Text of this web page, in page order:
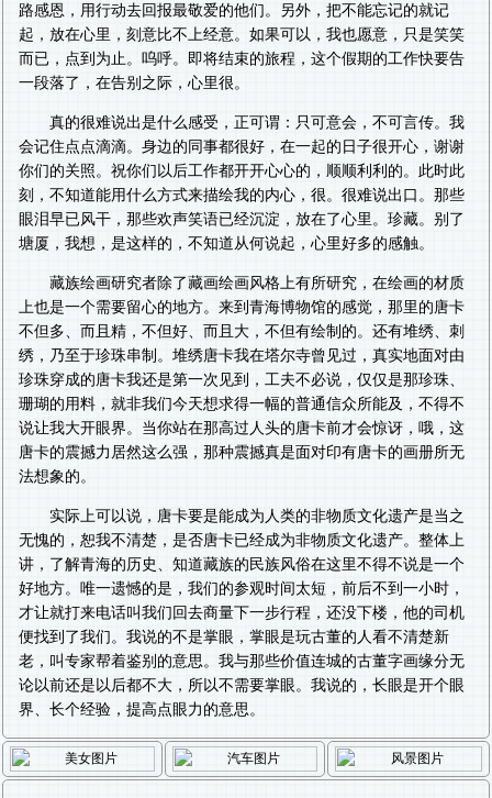
路感恩，用行动去回报最敬爱的他们。另外，把不能忘记的就记
起，放在心里，刻意比不上经意。如果可以，我也愿意，只是笑笑
而已，点到为止。呜呼。即将结束的旅程，这个假期的工作快要告
一段落了，在告别之际，心里很。
真的很难说出是什么感受，正可谓：只可意会，不可言传。我
会记住点点滴滴。身边的同事都很好，在一起的日子很开心，谢谢
你们的关照。祝你们以后工作都开开心心的，顺顺利利的。此时此
刻，不知道能用什么方式来描绘我的内心，很。很难说出口。那些
眼泪早已风干，那些欢声笑语已经沉淀，放在了心里。珍藏。别了
塘厦，我想，是这样的，不知道从何说起，心里好多的感触。
藏族绘画研究者除了藏画绘画风格上有所研究，在绘画的材质
上也是一个需要留心的地方。来到青海博物馆的感觉，那里的唐卡
不但多、而且精，不但好、而且大，不但有绘制的。还有堆绣、刺
绣，乃至于珍珠串制。堆绣唐卡我在塔尔寺曾见过，真实地面对由
珍珠穿成的唐卡我还是第一次见到，工夫不必说，仅仅是那珍珠、
珊瑚的用料，就非我们今天想求得一幅的普通信众所能及，不得不
说让我大开眼界。当你站在那高过人头的唐卡前才会惊讶，哦，这
唐卡的震撼力居然这么强，那种震撼真是面对印有唐卡的画册所无
法想象的。
实际上可以说，唐卡要是能成为人类的非物质文化遗产是当之
无愧的，恕我不清楚，是否唐卡已经成为非物质文化遗产。整体上
讲，了解青海的历史、知道藏族的民族风俗在这里不得不说是一个
好地方。唯一遗憾的是，我们的参观时间太短，前后不到一小时，
才让就打来电话叫我们回去商量下一步行程，还没下楼，他的司机
便找到了我们。我说的不是掌眼，掌眼是玩古董的人看不清楚新
老，叫专家帮着鉴别的意思。我与那些价值连城的古董字画缘分无
论以前还是以后都不大，所以不需要掌眼。我说的，长眼是开个眼
界、长个经验，提高点眼力的意思。